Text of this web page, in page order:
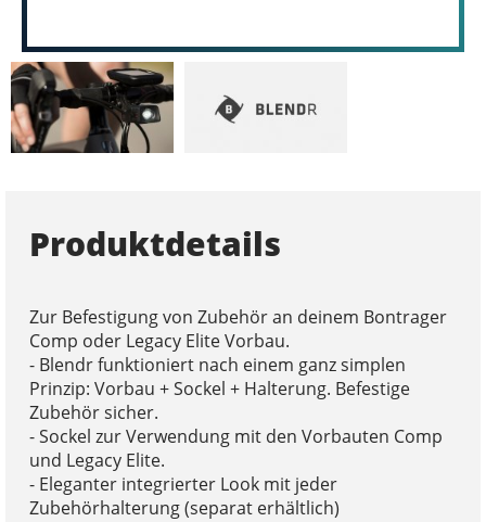
Produktdetails
Zur Befestigung von Zubehör an deinem Bontrager
Comp oder Legacy Elite Vorbau.
- Blendr funktioniert nach einem ganz simplen
Prinzip: Vorbau + Sockel + Halterung. Befestige
Zubehör sicher.
- Sockel zur Verwendung mit den Vorbauten Comp
und Legacy Elite.
- Eleganter integrierter Look mit jeder
Zubehörhalterung (separat erhältlich)